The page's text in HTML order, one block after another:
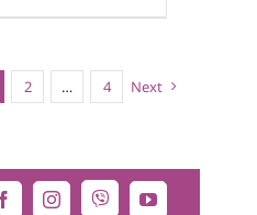
2 … 4 Next
FacebookInstagramViber YouTube